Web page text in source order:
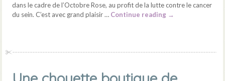
dans le cadre de l’Octobre Rose, au profit de la lutte contre le cancer
du sein. C’est avec grand plaisir … Continue reading →